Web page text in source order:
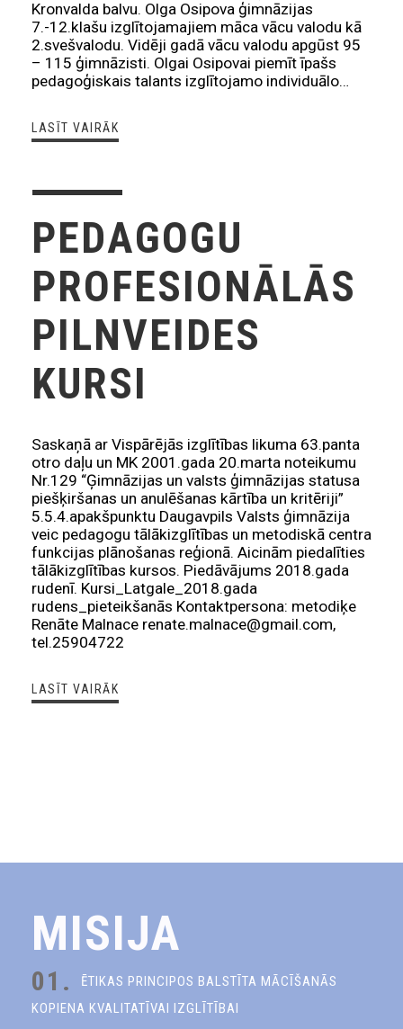
Kronvalda balvu. Olga Osipova ģimnāzijas
7.-12.klašu izglītojamajiem māca vācu valodu kā
2.svešvalodu. Vidēji gadā vācu valodu apgūst 95
– 115 ģimnāzisti. Olgai Osipovai piemīt īpašs
pedagoģiskais talants izglītojamo individuālo…
LASĪT VAIRĀK
PEDAGOGU
PROFESIONĀLĀS
PILNVEIDES
KURSI
Saskaņā ar Vispārējās izglītības likuma 63.panta
otro daļu un MK 2001.gada 20.marta noteikumu
Nr.129 “Ģimnāzijas un valsts ģimnāzijas statusa
piešķiršanas un anulēšanas kārtība un kritēriji”
5.5.4.apakšpunktu Daugavpils Valsts ģimnāzija
veic pedagogu tālākizglītības un metodiskā centra
funkcijas plānošanas reģionā. Aicinām piedalīties
tālākizglītības kursos. Piedāvājums 2018.gada
rudenī. Kursi_Latgale_2018.gada
rudens_pieteikšanās Kontaktpersona: metodiķe
Renāte Malnace renate.malnace@gmail.com,
tel.25904722
LASĪT VAIRĀK
MISIJA
01.
ĒTIKAS PRINCIPOS BALSTĪTA MĀCĪŠANĀS
KOPIENA KVALITATĪVAI IZGLĪTĪBAI